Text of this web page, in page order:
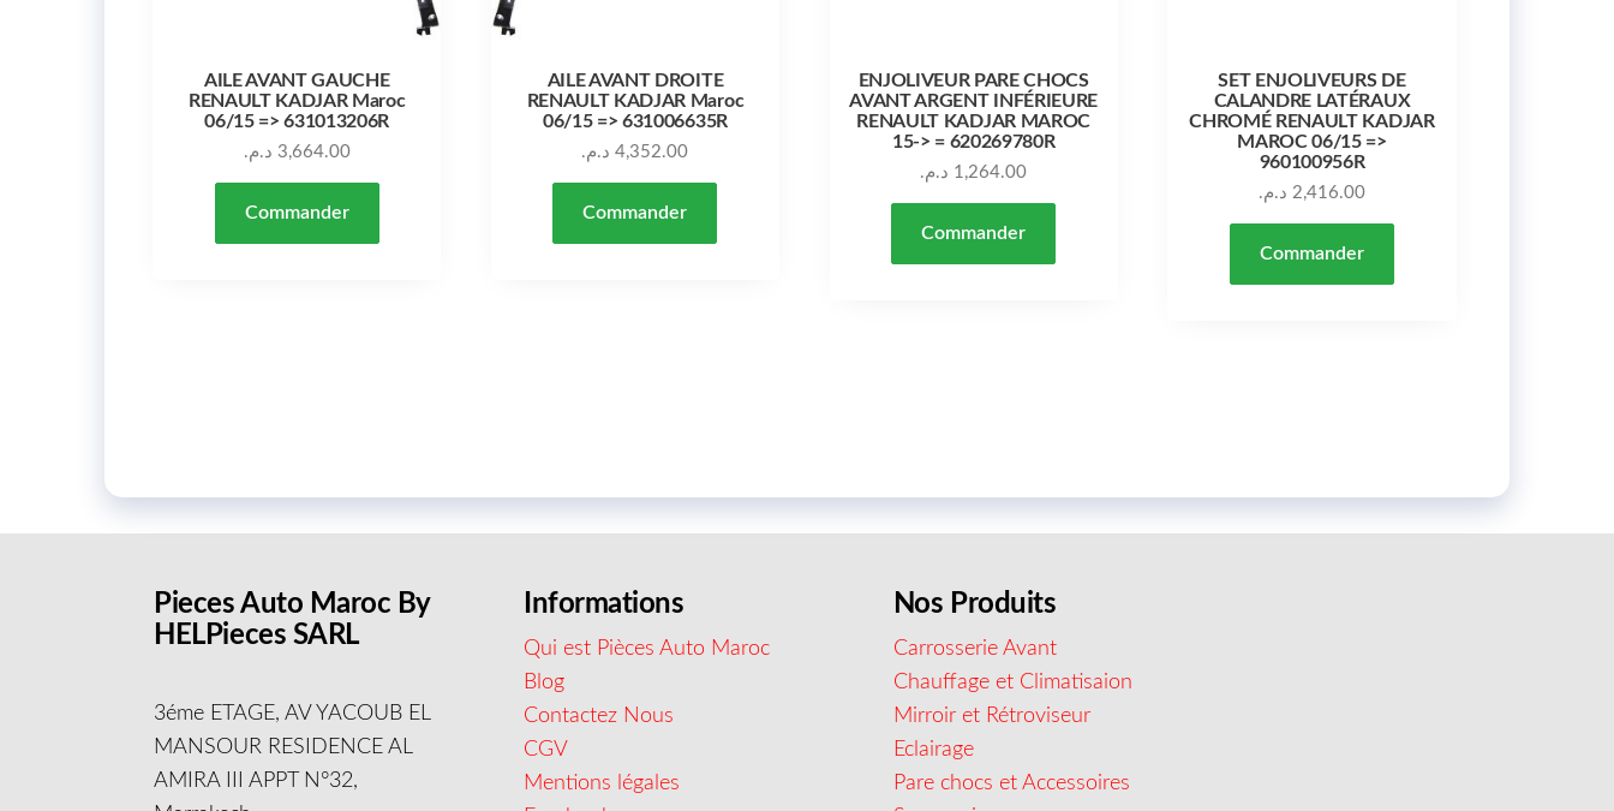
AILE AVANT GAUCHE
RENAULT KADJAR Maroc
06/15 => 631013206R
3,664.00 د.م.
Commander
AILE AVANT DROITE
RENAULT KADJAR Maroc
06/15 => 631006635R
4,352.00 د.م.
Commander
ENJOLIVEUR PARE CHOCS
AVANT ARGENT INFÉRIEURE
RENAULT KADJAR MAROC
15-> = 620269780R
1,264.00 د.م.
Commander
SET ENJOLIVEURS DE
CALANDRE LATÉRAUX
CHROMÉ RENAULT KADJAR
MAROC 06/15 =>
960100956R
2,416.00 د.م.
Commander
Pieces Auto Maroc By
HELPieces SARL
3éme ETAGE, AV YACOUB EL
MANSOUR RESIDENCE AL
AMIRA III APPT N°32,
Informations
Qui est Pièces Auto Maroc
Blog
Contactez Nous
CGV
Mentions légales
Nos Produits
Carrosserie Avant
Chauffage et Climatisaion
Mirroir et Rétroviseur
Eclairage
Pare chocs et Accessoires